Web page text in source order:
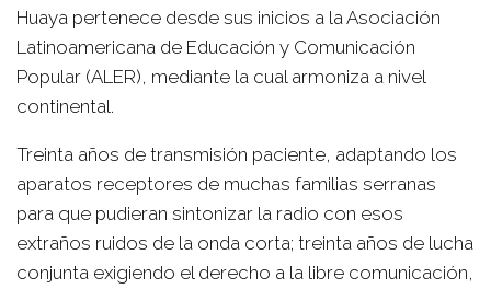
Huaya pertenece desde sus inicios a la Asociación
Latinoamericana de Educación y Comunicación
Popular (ALER), mediante la cual armoniza a nivel
continental.
Treinta años de transmisión paciente, adaptando los
aparatos receptores de muchas familias serranas
para que pudieran sintonizar la radio con esos
extraños ruidos de la onda corta; treinta años de lucha
conjunta exigiendo el derecho a la libre comunicación,